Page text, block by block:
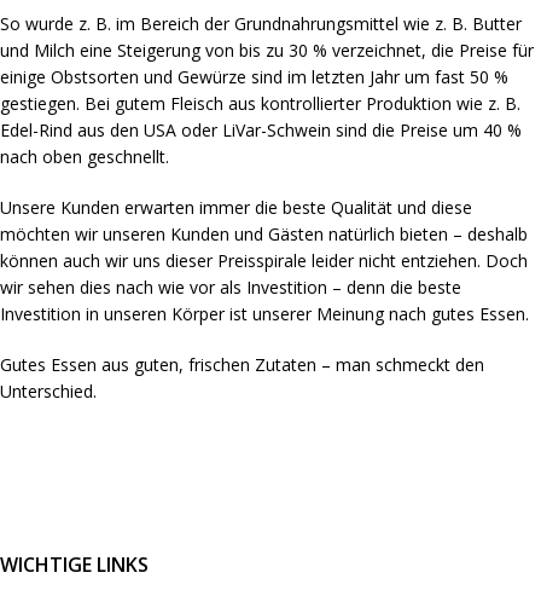
So wurde z. B. im Bereich der Grundnahrungsmittel wie z. B. Butter
und Milch eine Steigerung von bis zu 30 % verzeichnet, die Preise für
einige Obstsorten und Gewürze sind im letzten Jahr um fast 50 %
gestiegen. Bei gutem Fleisch aus kontrollierter Produktion wie z. B.
Edel-Rind aus den USA oder LiVar-Schwein sind die Preise um 40 %
nach oben geschnellt.
Unsere Kunden erwarten immer die beste Qualität und diese
möchten wir unseren Kunden und Gästen natürlich bieten – deshalb
können auch wir uns dieser Preisspirale leider nicht entziehen. Doch
wir sehen dies nach wie vor als Investition – denn die beste
Investition in unseren Körper ist unserer Meinung nach gutes Essen.
Gutes Essen aus guten, frischen Zutaten – man schmeckt den
Unterschied.
WICHTIGE LINKS